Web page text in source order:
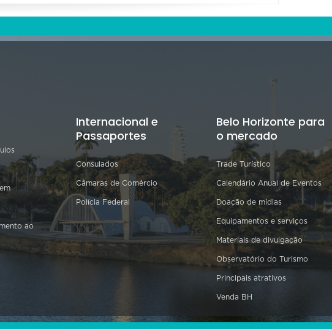
ao
Internacional e
Passaportes
Consulados
Câmaras de Comércio
Polícia Federal
Belo Horizonte para
o mercado
Trade Turístico
Calendário Anual de Eventos
Doação de mídias
Equipamentos e serviços
Materiais de divulgação
Observatório do Turismo
Principais atrativos
Venda BH